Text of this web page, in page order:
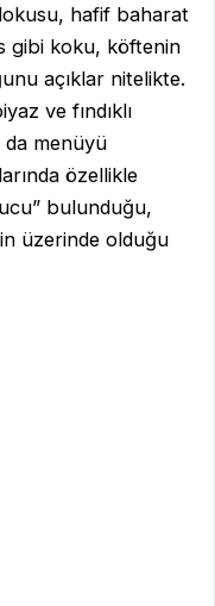
hafif baharat
gibi koku, köftenin
açıklar nitelikte.
ve fındıklı
da menüyü
özellikle
bulunduğu,
üzerinde olduğu